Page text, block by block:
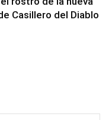
Casillero del Diablo